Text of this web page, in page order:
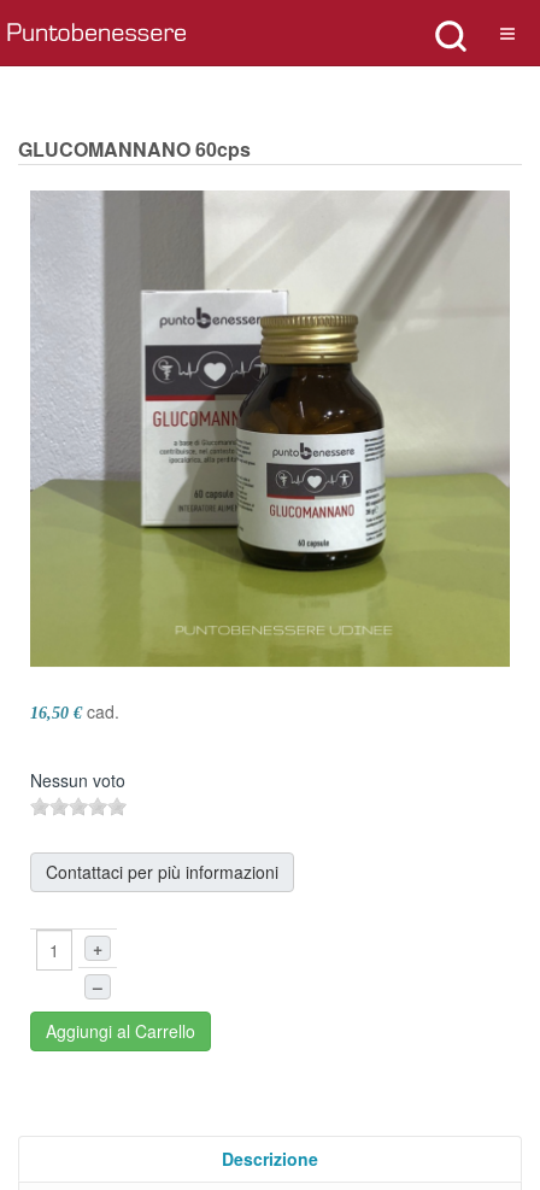
GLUCOMANNANO 60cps
16,50 € cad.
Nessun voto
Contattaci per più informazioni
+
–
Aggiungi al Carrello
Descrizione